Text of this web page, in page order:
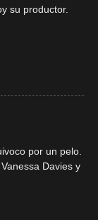
su productor.
por un pelo.
Davies y